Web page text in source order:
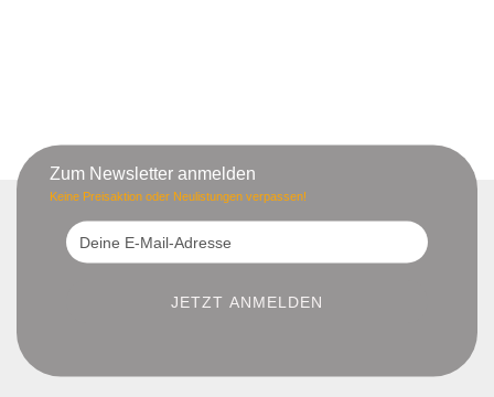
Zum Newsletter anmelden
Keine Preisaktion oder Neulistungen verpassen!